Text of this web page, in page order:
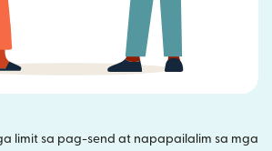
limit sa pag-send at napapailalim sa mga